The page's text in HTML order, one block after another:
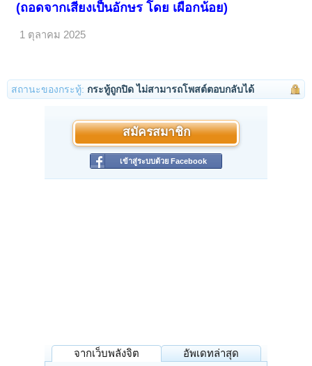
(ถอดจากเสียงเป็นอักษร โดย เผือกน้อย)
1 ตุลาคม 2025
สถานะของกระทู้: กระทู้ถูกปิด ไม่สามารถโพสต์ตอบกลับได้
สมัครสมาชิก
เข้าสู่ระบบด้วย Facebook
จากเว็บพลังจิต อัพเดทล่าสุด